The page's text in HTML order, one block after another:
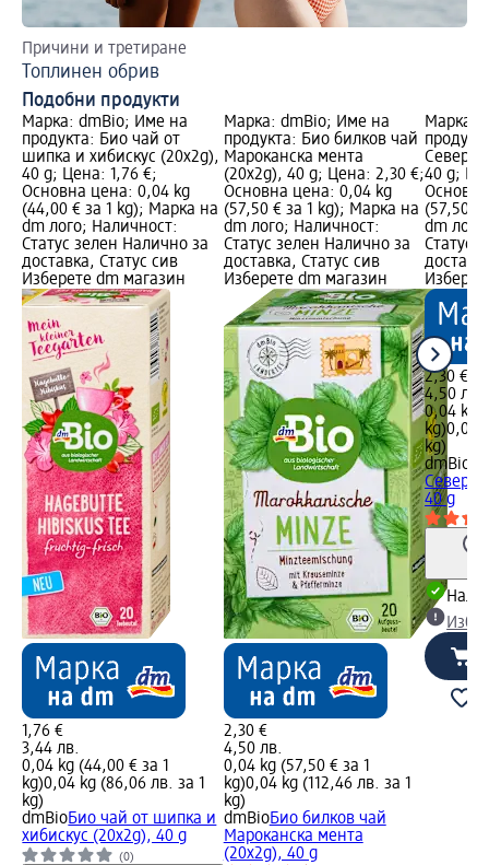
Причини и третиране
Топлинен обрив
Подобни продукти
Марка: dmBio; Име на
продукта: Био чай от
шипка и хибискус (20x2g),
40 g; Цена: 1,76 €;
Основна цена: 0,04 kg
(44,00 € за 1 kg); Марка на
dm лого; Наличност:
Статус зелен Налично за
доставка, Статус сив
Изберете dm магазин
1,76 €
3,44 лв.
0,04 kg (44,00 € за 1
kg)0,04 kg (86,06 лв. за 1
kg)
dmBioБио чай от шипка и
хибискус (20x2g), 40 g
(0)
Марка: dmBio; Име на
продукта: Био билков чай
Мароканска мента
(20x2g), 40 g; Цена: 2,30 €;
Основна цена: 0,04 kg
(57,50 € за 1 kg); Марка на
dm лого; Наличност:
Статус зелен Налично за
доставка, Статус сив
Изберете dm магазин
2,30 €
4,50 лв.
0,04 kg (57,50 € за 1
kg)0,04 kg (112,46 лв. за 1
kg)
dmBioБио билков чай
Мароканска мента
(20x2g), 40 g
Марка:
40 g;
(57,50 €
dm
Статус
2,30 €
4,50 лв.
0,04 kg
kg)0,04
kg)
dmBio
40 g